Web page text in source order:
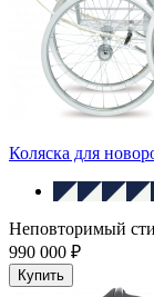
Коляска для
Неповторимый
990 000 ₽
Купить